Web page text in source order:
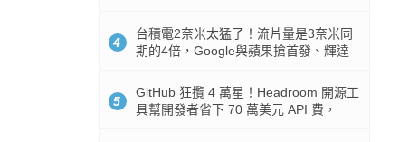
4
台積電2奈米太猛了！流片量是3奈米同
期的4倍，Google與蘋果搶首發、輝達
5
GitHub 狂攬 4 萬星！Headroom 開源工
具幫開發者省下 70 萬美元 API 費，